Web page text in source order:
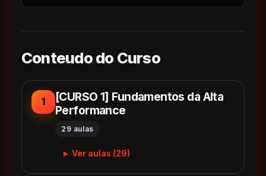
Conteudo do Curso
1
[CURSO 1] Fundamentos da Alta
Performance
29 aulas
Ver aulas (29)